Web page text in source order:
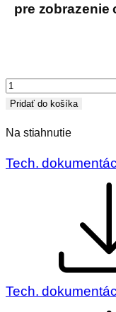
pre zobrazenie
množstvo
Pecová
DYNAMIC
38.50.01
Pridať do košíka
Na stiahnutie
Tech.
Tech.